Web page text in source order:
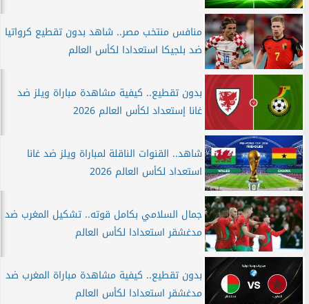
منافس منتخب مصر.. شاهد بدون تقطيع كرواتيا
ضد بلجيكا استعدادا لكأس العالم
بدون تقطيع.. كيفية مشاهدة مباراة ويلز ضد
غانا إستعداد لكأس العالم 2026
شاهد.. القنوات الناقلة لمباراة ويلز ضد غانا
استعداد لكأس العالم 2026
جمال السلامي بكامل قوته.. تشكيل المغرب ضد
مدغشقر استعدادا لكأس العالم
بدون تقطيع.. كيفية مشاهدة مباراة المغرب ضد
مدغشقر استعدادا لكأس العالم